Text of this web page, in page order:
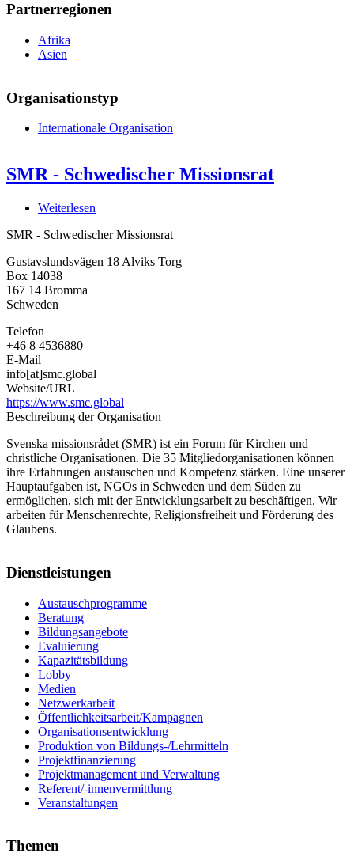
Partnerregionen
Afrika
Asien
Organisationstyp
Internationale Organisation
SMR - Schwedischer Missionsrat
Weiterlesen
-
Missionsrat
SMR - Schwedischer Missionsrat
Gustavslundsvägen 18 Alviks Torg
Box 14038
167 14 Bromma
Schweden
Telefon
+46 8 4536880
E-Mail
info[at]smc.global
Website/URL
https://www.smc.global
Beschreibung der Organisation
Svenska missionsrådet (SMR) ist ein Forum für Kirchen und
christliche Organisationen. Die 35 Mitgliedorganisationen können
ihre Erfahrungen austauschen und Kompetenz stärken. Eine unserer
Hauptaufgaben ist, NGOs in Schweden und dem Süden zu
ermöglichen, sich mit der Entwicklungsarbeit zu beschäftigen. Wir
arbeiten für Menschenrechte, Religionsfreiheit und Förderung des
Glaubens.
Dienstleistungen
Austauschprogramme
Beratung
Bildungsangebote
Evaluierung
Kapazitätsbildung
Lobby
Medien
Netzwerkarbeit
Öffentlichkeitsarbeit/Kampagnen
Organisationsentwicklung
Produktion von Bildungs-/Lehrmitteln
Projektfinanzierung
Projektmanagement und Verwaltung
Referent/-innenvermittlung
Veranstaltungen
Themen